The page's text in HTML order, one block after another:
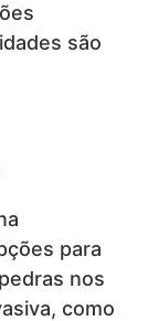
são
para
nos
como